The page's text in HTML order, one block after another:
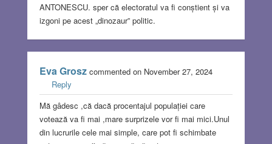
ANTONESCU. sper că electoratul va fi conștient și va
izgoni pe acest „dinozaur” politic.
Eva Groszcommented on November 27, 2024
Reply
Mă gâdesc ,că dacă procentajul populației care
votează va fi mai ,mare surprizele vor fi mai mici.Unul
din lucrurile cele mai simple, care pot fi schimbate